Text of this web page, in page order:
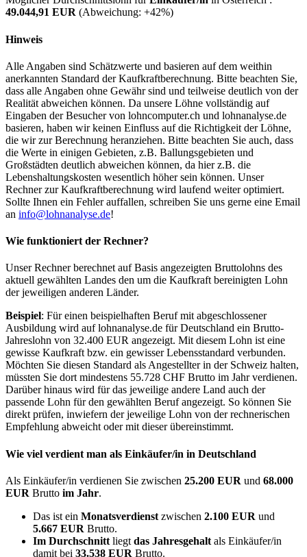
49.044,91 EUR (Abweichung: +42%)
Hinweis
Alle Angaben sind Schätzwerte und basieren auf dem weithin
anerkannten Standard der Kaufkraftberechnung. Bitte beachten Sie,
dass alle Angaben ohne Gewähr sind und teilweise deutlich von der
Realität abweichen können. Da unsere Löhne vollständig auf
Eingaben der Besucher von lohncomputer.ch und lohnanalyse.de
basieren, haben wir keinen Einfluss auf die Richtigkeit der Löhne,
die wir zur Berechnung heranziehen. Bitte beachten Sie auch, dass
die Werte in einigen Gebieten, z.B. Ballungsgebieten und
Großstädten deutlich abweichen können, da hier z.B. die
Lebenshaltungskosten wesentlich höher sein können. Unser
Rechner zur Kaufkraftberechnung wird laufend weiter optimiert.
Sollte Ihnen ein Fehler auffallen, schreiben Sie uns gerne eine Email
an info@lohnanalyse.de!
Wie funktioniert der Rechner?
Unser Rechner berechnet auf Basis angezeigten Bruttolohns des
aktuell gewählten Landes den um die Kaufkraft bereinigten Lohn
der jeweiligen anderen Länder.
Beispiel: Für einen beispielhaften Beruf mit abgeschlossener
Ausbildung wird auf lohnanalyse.de für Deutschland ein Brutto-
Jahreslohn von 32.400 EUR angezeigt. Mit diesem Lohn ist eine
gewisse Kaufkraft bzw. ein gewisser Lebensstandard verbunden.
Möchten Sie diesen Standard als Angestellter in der Schweiz halten,
müssten Sie dort mindestens 55.728 CHF Brutto im Jahr verdienen.
Darüber hinaus wird für das jeweilige andere Land auch der
passende Lohn für den gewählten Beruf angezeigt. So können Sie
direkt prüfen, inwiefern der jeweilige Lohn von der rechnerischen
Empfehlung abweicht oder mit dieser übereinstimmt.
Wie viel verdient man als Einkäufer/in in Deutschland
Als Einkäufer/in verdienen Sie zwischen 25.200 EUR und 68.000
EUR Brutto im Jahr.
Das ist ein Monatsverdienst zwischen 2.100 EUR und
5.667 EUR Brutto.
Im Durchschnitt liegt das Jahresgehalt als Einkäufer/in
damit bei 33.538 EUR Brutto.